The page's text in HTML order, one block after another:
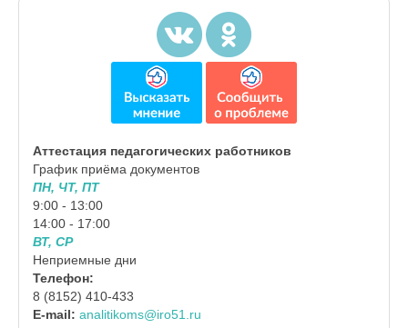
Аттестация педагогических работников
График приёма документов
ПН, ЧТ, ПТ
9:00 - 13:00
14:00 - 17:00
ВТ, СР
Неприемные дни
Телефон:
8 (8152) 410-433
E-mail: analitikoms@iro51.ru